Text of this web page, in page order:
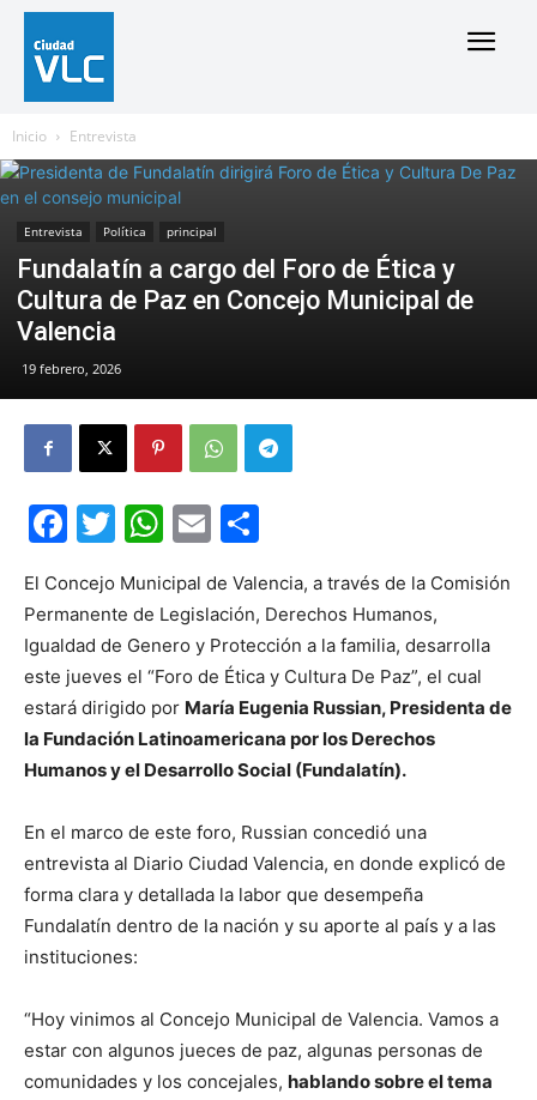
Inicio Entrevista
Entrevista Política principal
Fundalatín a cargo del Foro de Ética y
Cultura de Paz en Concejo Municipal de
Valencia
19 febrero, 2026
Facebook
Twitter
WhatsApp
Email
El Concejo Municipal de Valencia, a través de la Comisión
Permanente de Legislación, Derechos Humanos,
Igualdad de Genero y Protección a la familia, desarrolla
este jueves el “Foro de Ética y Cultura De Paz”, el cual
estará dirigido por María Eugenia Russian, Presidenta de
la Fundación Latinoamericana por los Derechos
Humanos y el Desarrollo Social (Fundalatín).
En el marco de este foro, Russian concedió una
entrevista al Diario Ciudad Valencia, en donde explicó de
forma clara y detallada la labor que desempeña
Fundalatín dentro de la nación y su aporte al país y a las
instituciones:
“Hoy vinimos al Concejo Municipal de Valencia. Vamos a
estar con algunos jueces de paz, algunas personas de
comunidades y los concejales, hablando sobre el tema